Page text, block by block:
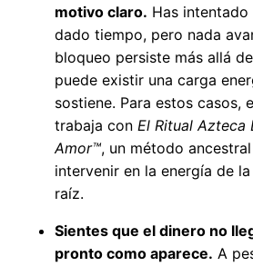
motivo claro. Has
dado tiempo, pero nada
bloqueo persiste más allá
puede existir una carga
sostiene. Para estos casos,
trabaja con El Ritual Azteca
Amor™, un método
intervenir en la energía de
raíz.
Sientes que el dinero no
pronto como aparece. A